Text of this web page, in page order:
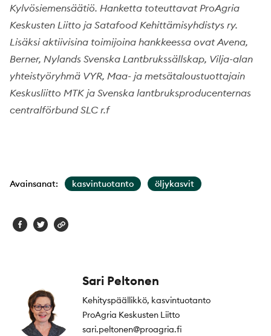
Kylvösiemensäätiö. Hanketta toteuttavat ProAgria
Keskusten Liitto ja Satafood Kehittämisyhdistys ry.
Lisäksi aktiivisina toimijoina hankkeessa ovat Avena,
Berner, Nylands Svenska Lantbrukssällskap, Vilja-alan
yhteistyöryhmä VYR, Maa- ja metsätaloustuottajain
Keskusliitto MTK ja Svenska lantbruksproducenternas
centralförbund SLC r.f
Avainsanat: kasvintuotanto öljykasvit
Sari Peltonen
Kehityspäällikkö, kasvintuotanto
ProAgria Keskusten Liitto
sari.peltonen@proagria.fi